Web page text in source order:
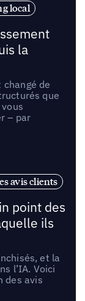
local
la
de
que
– par
avis clients
point des
ils
et la
l’IA. Voici
des avis